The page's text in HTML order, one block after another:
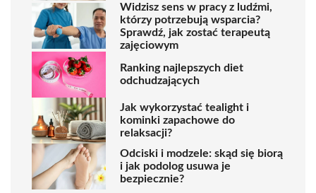
Widzisz sens w pracy z ludźmi,
którzy potrzebują wsparcia?
Sprawdź, jak zostać terapeutą
zajęciowym
Ranking najlepszych diet
odchudzających
Jak wykorzystać tealight i
kominki zapachowe do
relaksacji?
Odciski i modzele: skąd się biorą
i jak podolog usuwa je
bezpiecznie?